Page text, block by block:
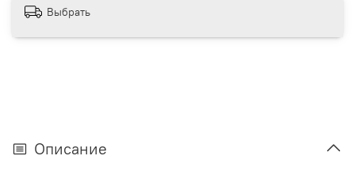
Выбрать
Описание